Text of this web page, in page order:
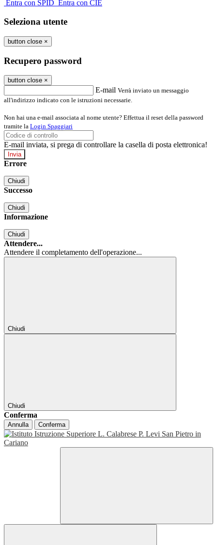
Entra con SPID Entra con CIE
Seleziona utente
button close ×
Recupero password
button close ×
E-mail Verrà inviato un messaggio
all'indirizzo indicato con le istruzioni necessarie.
Non hai una e-mail associata al nome utente? Effettua il reset della password
tramite la Login Spaggiari
E-mail inviata, si prega di controllare la casella di posta elettronica!
Errore
Chiudi
Successo
Chiudi
Informazione
Chiudi
Attendere...
Attendere il completamento dell'operazione...
Chiudi
Chiudi
Conferma
Annulla Conferma